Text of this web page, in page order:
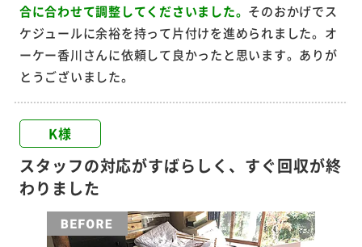
合に合わせて調整してくださいました。 そのおかげでス
ケジュールに余裕を持って片付けを進められました。オ
ーケー香川さんに依頼して良かったと思います。ありが
とうございました。
K様
スタッフの対応がすばらしく、すぐ回収が終
わりました